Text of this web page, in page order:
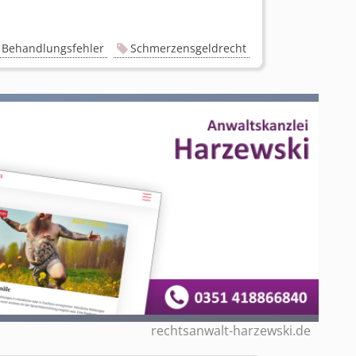
Behandlungsfehler Schmerzensgeldrecht
rechtsanwalt-harzewski.de